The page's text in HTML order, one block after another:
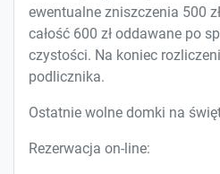
ewentualne zniszczenia 500
całość 600 zł oddawane po
czystości. Na koniec
podlicznika.
Ostatnie wolne domki na
Rezerwacja on-line: